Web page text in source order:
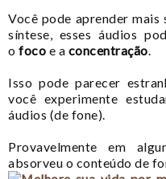
Você pode aprender
síntese, esses áudios
o foco e a concentração
Isso pode parecer
você experimente
áudios (de fone).
Provavelmente em
absorveu o conteúdo de